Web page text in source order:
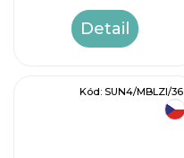
Detail
Kód: SUN4/MBLZI/36